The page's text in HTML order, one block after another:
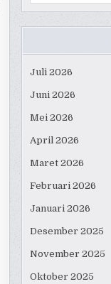
Juli 2026
Juni 2026
Mei 2026
April 2026
Maret 2026
Februari 2026
Januari 2026
Desember 2025
November 2025
Oktober 2025